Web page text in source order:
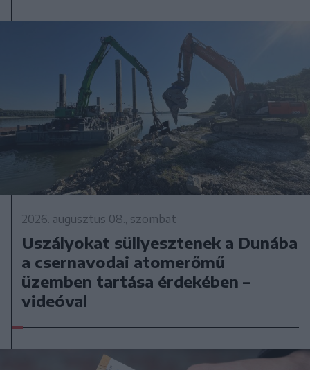
2026. augusztus 08., szombat
Uszályokat süllyesztenek a Dunába
a csernavodai atomerőmű
üzemben tartása érdekében –
videóval